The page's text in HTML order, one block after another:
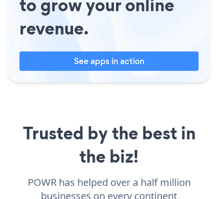
revenue.
See apps in action
Trusted by the best in
the biz!
POWR has helped over a half million
businesses on every continent